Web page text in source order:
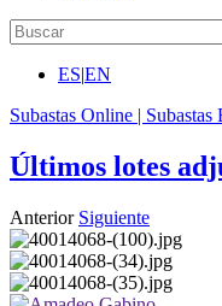
ES|EN
Subastas Online |
Últimos lotes
Anterior Siguiente